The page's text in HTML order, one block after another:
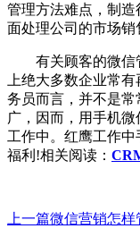
管理方法难点，制
面处理公司的市场销
有关顾客的微信
上绝大多数企业常
务员而言，并不是
广，因而，用手机
工作中。红鹰工作
福利!相关阅读：
上一篇微信营销怎样